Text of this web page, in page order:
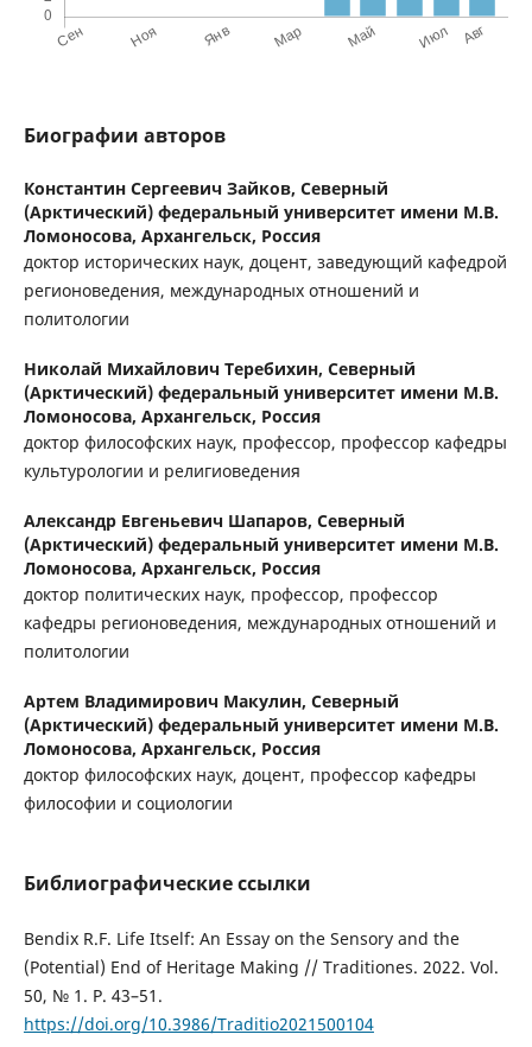
Биографии авторов
Константин Сергеевич Зайков, Северный
(Арктический) федеральный университет имени М.В.
Ломоносова, Архангельск, Россия
доктор исторических наук, доцент, заведующий кафедрой
регионоведения, международных отношений и
политологии
Николай Михайлович Теребихин, Северный
(Арктический) федеральный университет имени М.В.
Ломоносова, Архангельск, Россия
доктор философских наук, профессор, профессор кафедры
культурологии и религиоведения
Александр Евгеньевич Шапаров, Северный
(Арктический) федеральный университет имени М.В.
Ломоносова, Архангельск, Россия
доктор политических наук, профессор, профессор
кафедры регионоведения, международных отношений и
политологии
Артем Владимирович Макулин, Северный
(Арктический) федеральный университет имени М.В.
Ломоносова, Архангельск, Россия
доктор философских наук, доцент, профессор кафедры
философии и социологии
Библиографические ссылки
Bendix R.F. Life Itself: An Essay on the Sensory and the
(Potential) End of Heritage Making // Traditiones. 2022. Vol.
50, № 1. P. 43–51.
https://doi.org/10.3986/Traditio2021500104